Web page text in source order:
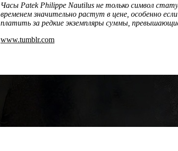
Часы Patek Philippe Nautilus не только символ
временем значительно растут в цене, особенно
платить за редкие экземпляры суммы,
www.tumblr.com